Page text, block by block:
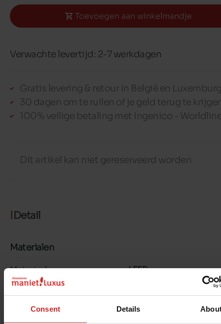
Consent Details
Toevoegen aan winkelmandje
Verwachte levertijd: 2-7 werkdagen
Gratis levering & retour in België en
30 dagen om te ruilen of je geld terug te
100% veilige betaling met Ingenico -
Dit artikel kan niet gereserveerd worden
Detail
Materialen
Materiaal LEER
Color